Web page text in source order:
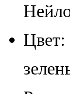
Цвет: